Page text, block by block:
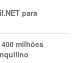
para
milhões